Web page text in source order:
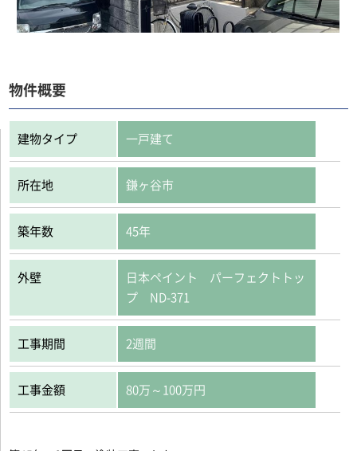
物件概要
建物タイプ 一戸建て
所在地 鎌ヶ谷市
築年数 45年
外壁
日本ペイント パーフェクトトッ
プ ND-371
工事期間 2週間
工事金額 80万～100万円